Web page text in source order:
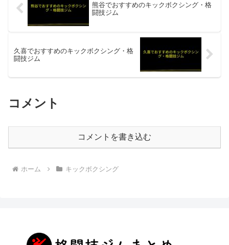
熊谷でおすすめのキックボクシング・格
闘技ジム
久喜でおすすめのキックボクシング・格
闘技ジム
コメント
コメントを書き込む
ホーム キックボクシング